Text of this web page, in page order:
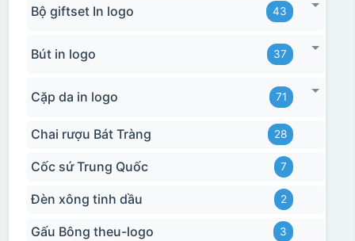
Bộ giftset In logo 43
Bút in logo 37
Cặp da in logo 71
Chai rượu Bát Tràng 28
Cốc sứ Trung Quốc 7
Đèn xông tinh dầu 2
Gấu Bông theu-logo 3